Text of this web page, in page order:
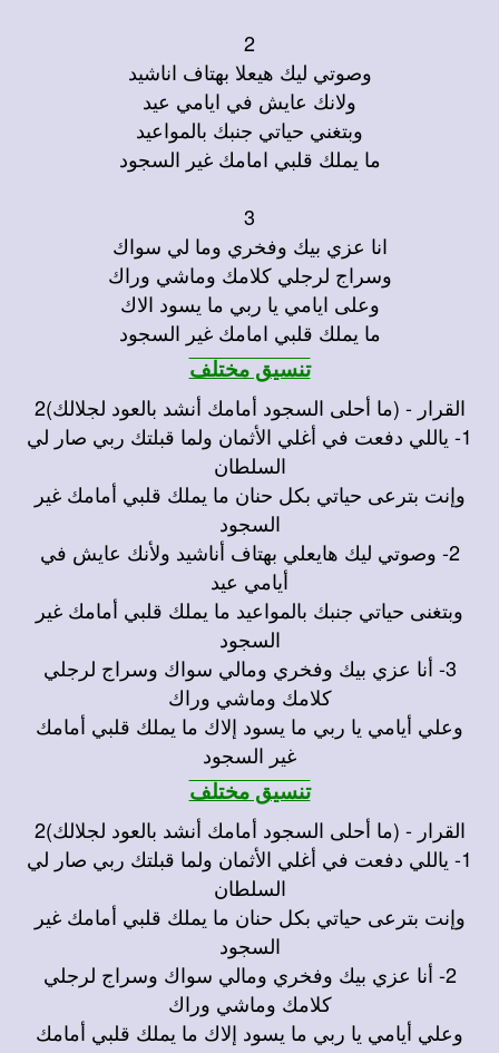
2
وصوتي ليك هيعلا بهتاف اناشيد
ولانك عايش في ايامي عيد
وبتغني حياتي جنبك بالمواعيد
ما يملك قلبي امامك غير السجود
3
انا عزي بيك وفخري وما لي سواك
وسراج لرجلي كلامك وماشي وراك
وعلى ايامي يا ربي ما يسود الاك
ما يملك قلبي امامك غير السجود
تنسيق مختلف
القرار - (ما أحلى السجود أمامك أنشد بالعود لجلالك)2
1- ياللي دفعت في أغلي الأثمان ولما قبلتك ربي صار لي
السلطان
وإنت بترعى حياتي بكل حنان ما يملك قلبي أمامك غير
السجود
2- وصوتي ليك هايعلي بهتاف أناشيد ولأنك عايش في
أيامي عيد
وبتغنى حياتي جنبك بالمواعيد ما يملك قلبي أمامك غير
السجود
3- أنا عزي بيك وفخري ومالي سواك وسراج لرجلي
كلامك وماشي وراك
وعلي أيامي يا ربي ما يسود إلاك ما يملك قلبي أمامك
غير السجود
تنسيق مختلف
القرار - (ما أحلى السجود أمامك أنشد بالعود لجلالك)2
1- ياللي دفعت في أغلي الأثمان ولما قبلتك ربي صار لي
السلطان
وإنت بترعى حياتي بكل حنان ما يملك قلبي أمامك غير
السجود
2- أنا عزي بيك وفخري ومالي سواك وسراج لرجلي
كلامك وماشي وراك
وعلي أيامي يا ربي ما يسود إلاك ما يملك قلبي أمامك